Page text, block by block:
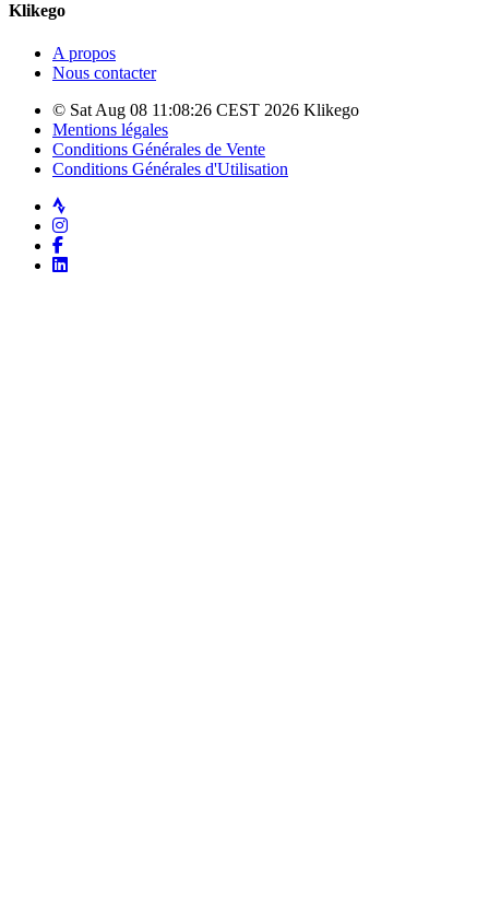
Klikego
A propos
Nous contacter
© Sat Aug 08 11:08:26 CEST 2026 Klikego
Mentions légales
Conditions Générales de Vente
Conditions Générales d'Utilisation
Strava
Instagram
Facebook